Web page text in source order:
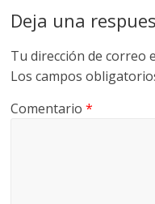
Deja una
Tu dirección de correo
Los campos
Comentario*